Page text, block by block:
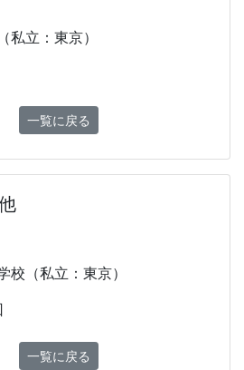
私立：東京）
一覧に戻る
校（私立：東京）
一覧に戻る